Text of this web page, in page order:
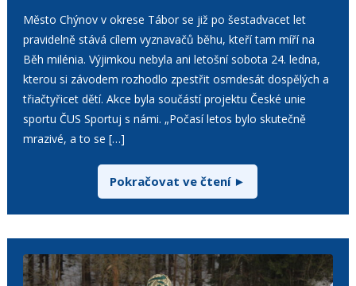
Město Chýnov v okrese Tábor se již po šestadvacet let
pravidelně stává cílem vyznavačů běhu, kteří tam míří na
Běh milénia. Výjimkou nebyla ani letošní sobota 24. ledna,
kterou si závodem rozhodlo zpestřit osmdesát dospělých a
třiačtyřicet dětí. Akce byla součástí projektu České unie
sportu ČUS Sportuj s námi. „Počasí letos bylo skutečně
mrazivé, a to se […]
Pokračovat ve čtení ►